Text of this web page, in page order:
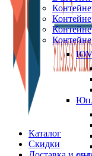
Каталог
Скидки